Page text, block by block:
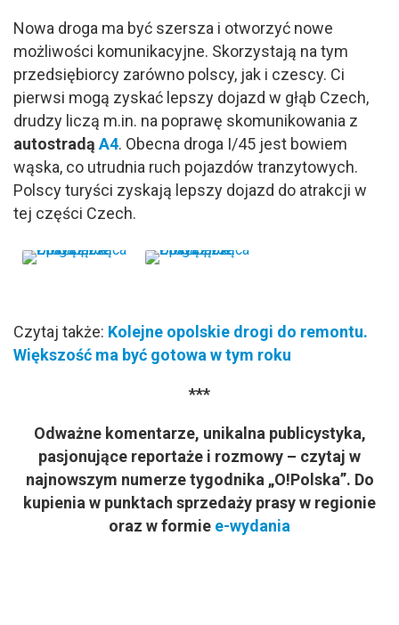
Nowa droga ma być szersza i otworzyć nowe
możliwości komunikacyjne. Skorzystają na tym
przedsiębiorcy zarówno polscy, jak i czescy. Ci
pierwsi mogą zyskać lepszy dojazd w głąb Czech,
drudzy liczą m.in. na poprawę skomunikowania z
autostradąA4. Obecna droga I/45 jest bowiem
wąska, co utrudnia ruch pojazdów tranzytowych.
Polscy turyści zyskają lepszy dojazd do atrakcji w
tej części Czech.
Czytaj także: Kolejne opolskie drogi do remontu.
Większość ma być gotowa w tym roku
***
Odważne komentarze, unikalna publicystyka,
pasjonujące reportaże i rozmowy – czytaj w
najnowszym numerze tygodnika „O!Polska”. Do
kupienia w punktach sprzedaży prasy w regionie
oraz w formie e-wydania